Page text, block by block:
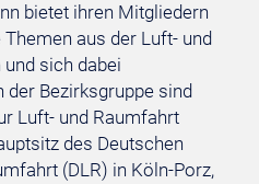
bietet ihren Mitgliedern
aus der Luft- und
sich dabei
Bezirksgruppe sind
Luft- und Raumfahrt
des Deutschen
(DLR) in Köln-Porz,